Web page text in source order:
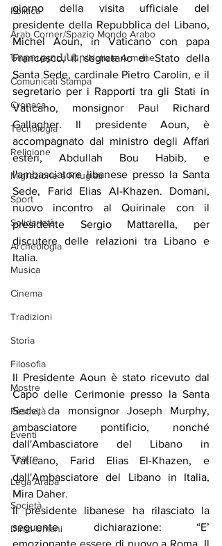
Politica
Arab Corner/Spazio Mondo Arabo
Նորություններ/Notizie Armene
Comunicati Stampa
Cronaca
Tecnologia
Religione
Migrazione e Rifugiati
Sport
Solidarietà
Archeologia
Musica
Cinema
Tradizioni
Storia
Filosofia
Mostre
Festività
Eventi
Teatro
Lega Araba
Società
Diritti Umani
giorno della visita ufficiale del
presidente della Repubblica del Libano,
Michel Aoun, in Vaticano con papa
Francesco, il segretario di Stato della
Santa Sede, cardinale Pietro Carolin, e il
segretario per i Rapporti tra gli Stati in
Vaticano, monsignor Paul Richard
Gallagher. Il presidente Aoun, è
accompagnato dal ministro degli Affari
esteri, Abdullah Bou Habib, e
l'ambasciatore libanese presso la Santa
Sede, Farid Elias Al-Khazen. Domani,
nuovo incontro al Quirinale con il
presidente Sergio Mattarella, per
discutere delle relazioni tra Libano e
Italia.
Il Presidente Aoun è stato ricevuto dal
Capo delle Cerimonie presso la Santa
Sede, da monsignor Joseph Murphy,
ambasciatore pontificio, nonché
dall'Ambasciatore del Libano in
Vaticano, Farid Elias El-Khazen, e
dall'Ambasciatore del Libano in Italia,
Mira Daher.
Il presidente libanese ha rilasciato la
seguente dichiarazione: “E’